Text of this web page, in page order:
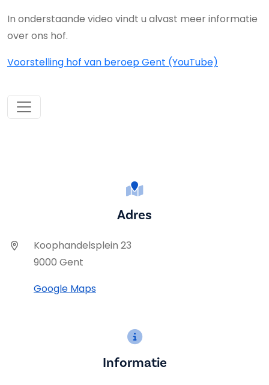
In onderstaande video vindt u alvast meer informatie
over ons hof.
Voorstelling hof van beroep Gent (YouTube)
Adres
Koophandelsplein 23
9000 Gent
Google Maps
Informatie